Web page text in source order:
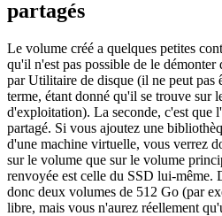
partagés
Le volume créé a quelques petites
qu'il n'est pas possible de le
par Utilitaire de disque (il ne peut pas
terme, étant donné qu'il se trouve sur
d'exploitation). La seconde, c'est que
partagé. Si vous ajoutez une
d'une machine virtuelle, vous verrez
sur le volume que sur le volume
renvoyée est celle du SSD lui-même.
donc deux volumes de 512 Go (par
libre, mais vous n'aurez réellement